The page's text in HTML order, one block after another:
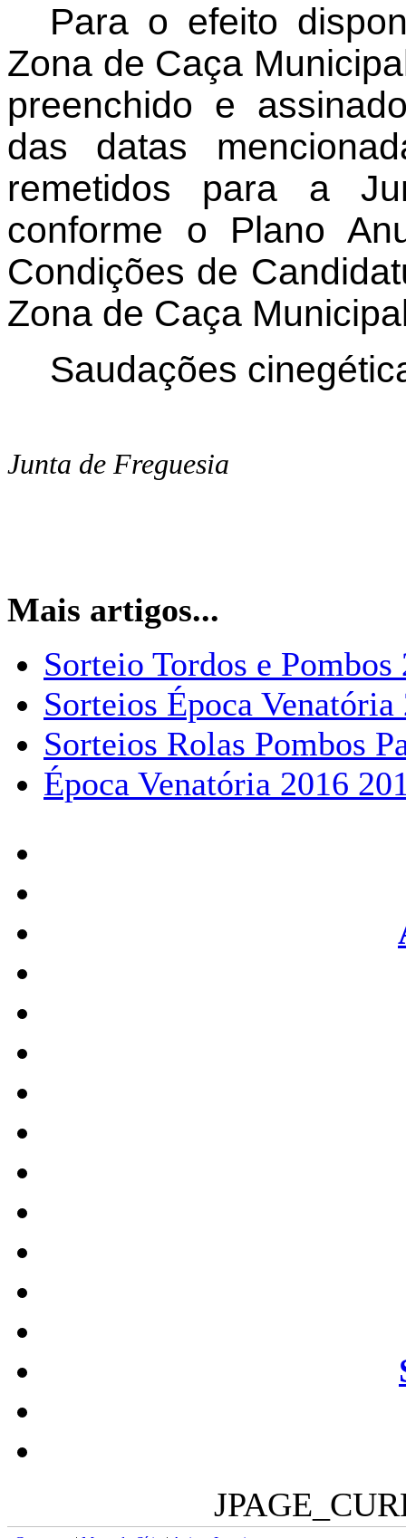
Para o efeito
Zona de Caça
preenchido e
das datas
remetidos para a
conforme o Plano
Condições de
Zona de Caça
Saudações
Junta de Freguesia
Mais artigos...
Sorteio Tordos e Pombos
Sorteios Época
Sorteios Rolas Pombos
Época Venatória 2016